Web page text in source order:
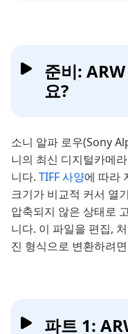
준비:
요?
소니 알파 로우(Sony
니의 최신 디지털카메
니다. TIFF 사양에 따라
크기가 비교적 커서 열
압축되지 않은 상태로
니다. 이 파일을 편집,
진 형식으로 변환하려
파트 1: